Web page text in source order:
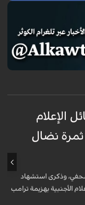
الإعلام
ثمرة نضال
وذكرى استشهاد
الأجنبية بهزيمة ترامب